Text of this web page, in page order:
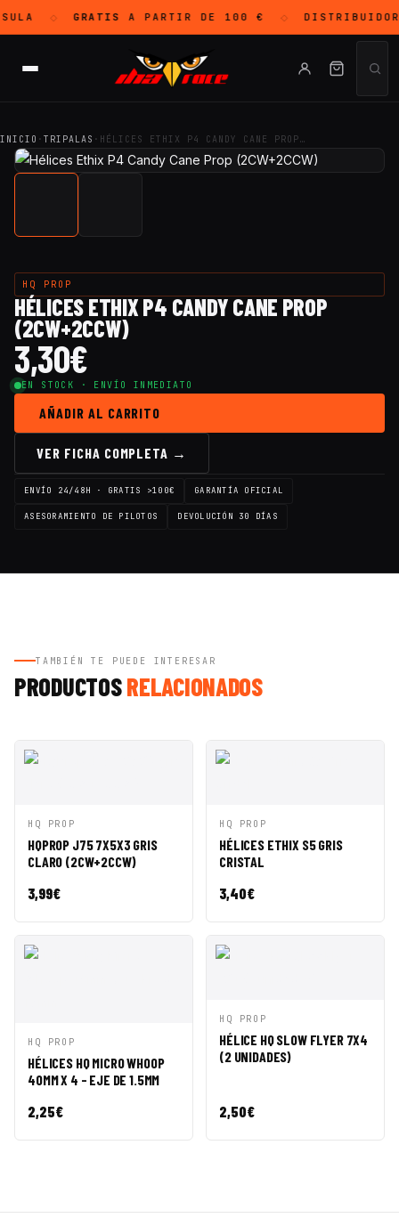
◇ GRATISA PARTIR DE 100 € ◇
INICIO · TRIPALAS · HÉLICES ETHIX P4 CANDY CANE PROP…
HQ PROP
HÉLICES ETHIX P4 CANDY CANE PROP
(2CW+2CCW)
3,30€
EN STOCK · ENVÍO INMEDIATO
AÑADIR AL CARRITO
VER FICHA COMPLETA →
ENVÍO 24/48H · GRATIS >100€ GARANTÍA OFICIAL
ASESORAMIENTO DE PILOTOS DEVOLUCIÓN 30 DÍAS
TAMBIÉN TE PUEDE INTERESAR
PRODUCTOSRELACIONADOS
VISTA
RÁPIDA
CESTA
HQ PROP
HQPROP J75 7X5X3 GRIS
CLARO (2CW+2CCW)
3,99€
VISTA
RÁPIDA
CESTA
HQ PROP
HÉLICES ETHIX S5 GRIS
CRISTAL
3,40€
VISTA
RÁPIDA
CESTA
HQ PROP
HÉLICES HQ MICRO WHOOP
40MM X 4 - EJE DE 1.5MM
2,25€
VISTA
RÁPIDA
CESTA
HQ PROP
HÉLICE HQ SLOW FLYER 7X4
(2 UNIDADES)
2,50€